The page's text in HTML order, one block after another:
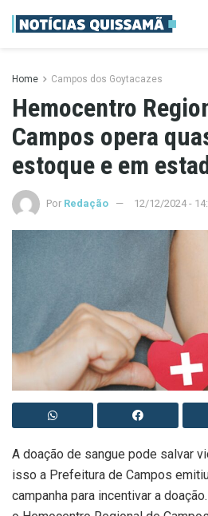
Home Campos dos Goytacazes
Hemocentro
Campos opera
estoque e em
Por Redação 12/12/2024 -
A doação de sangue pode salvar
isso a Prefeitura de Campos
campanha para incentivar a